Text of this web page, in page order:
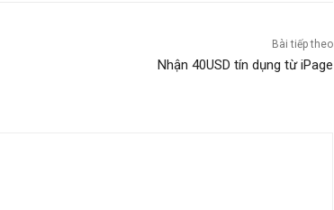
Bài tiếp theo
Nhận 40USD tín dụng từ iPage